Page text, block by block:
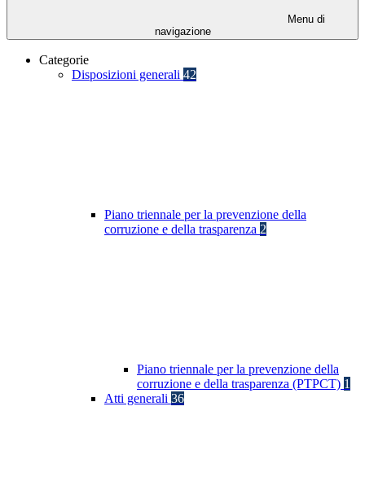
Menu di
navigazione
Categorie
Disposizioni generali 42
Piano triennale per la prevenzione della
corruzione e della trasparenza 2
Piano triennale per la prevenzione della
corruzione e della trasparenza (PTPCT) 1
Atti generali 36